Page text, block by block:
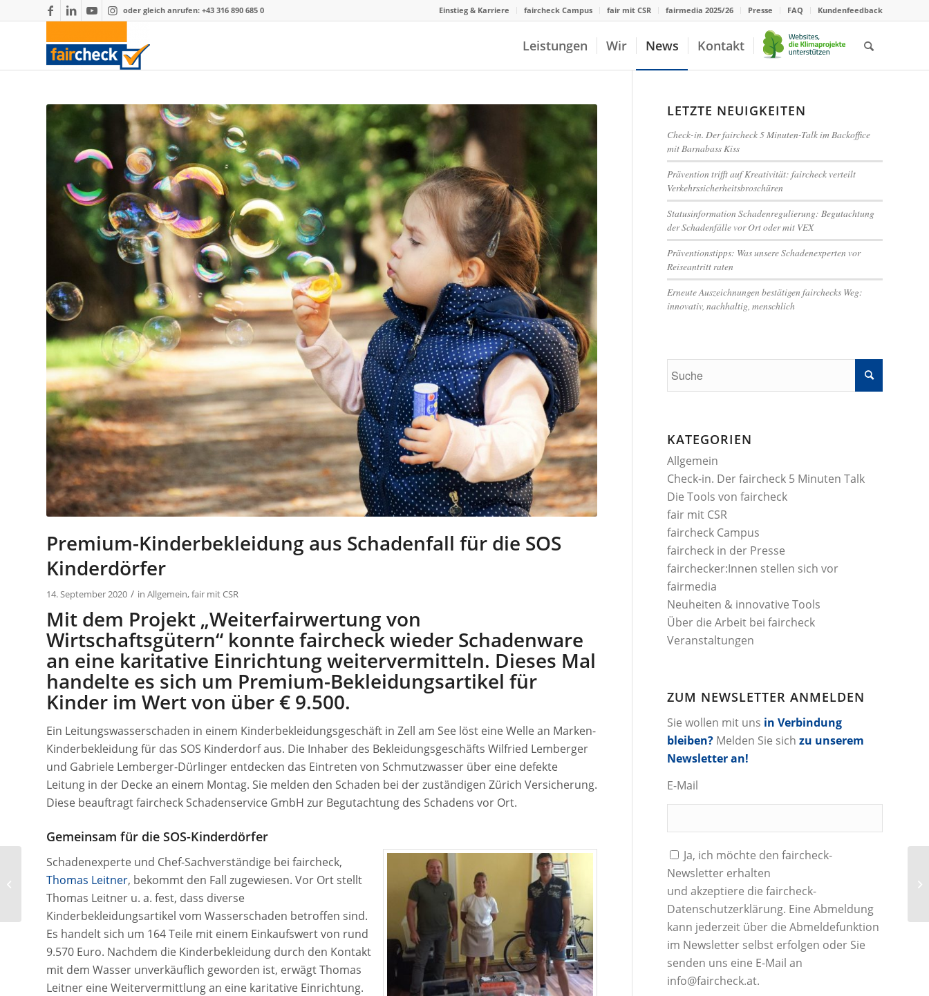
Einstieg & Karriere faircheck Campus fair mit CSR fairmedia 2025/26 Presse FAQ Kundenfeedback
oder gleich anrufen: +43 316 890 685 0
Leistungen Wir News Kontakt
Premium-Kinderbekleidung aus Schadenfall für die SOS
Kinderdörfer
14. September 2020 / in Allgemein,fair mit CSR
Mit dem Projekt „Weiterfairwertung von
Wirtschaftsgütern“ konnte faircheck wieder Schadenware
an eine karitative Einrichtung weitervermitteln. Dieses Mal
handelte es sich um Premium-Bekleidungsartikel für
Kinder im Wert von über € 9.500.
Ein Leitungswasserschaden in einem Kinderbekleidungsgeschäft in Zell am See löst eine Welle an Marken-
Kinderbekleidung für das SOS Kinderdorf aus. Die Inhaber des Bekleidungsgeschäfts Wilfried Lemberger
und Gabriele Lemberger-Dürlinger entdecken das Eintreten von Schmutzwasser über eine defekte
Leitung in der Decke an einem Montag. Sie melden den Schaden bei der zuständigen Zürich Versicherung.
Diese beauftragt faircheck Schadenservice GmbH zur Begutachtung des Schadens vor Ort.
Gemeinsam für die SOS-Kinderdörfer
Schadenexperte und Chef-Sachverständige bei faircheck,
Thomas Leitner, bekommt den Fall zugewiesen. Vor Ort stellt
Thomas Leitner u. a. fest, dass diverse
Kinderbekleidungsartikel vom Wasserschaden betroffen sind.
Es handelt sich um 164 Teile mit einem Einkaufswert von rund
9.570 Euro. Nachdem die Kinderbekleidung durch den Kontakt
mit dem Wasser unverkäuflich geworden ist, erwägt Thomas
Leitner eine Weitervermittlung an eine karitative Einrichtung.
LETZTE NEUIGKEITEN
Check-in. Der faircheck 5 Minuten-Talk im Backoffice
mit Barnabass Kiss
Prävention trifft auf Kreativität: faircheck verteilt
Verkehrssicherheitsbroschüren
Statusinformation Schadenregulierung: Begutachtung
der Schadenfälle vor Ort oder mit VEX
Präventionstipps: Was unsere Schadenexperten vor
Reiseantritt raten
Erneute Auszeichnungen bestätigen fairchecks Weg:
innovativ, nachhaltig, menschlich
KATEGORIEN
Allgemein
Check-in. Der faircheck 5 Minuten Talk
Die Tools von faircheck
fair mit CSR
faircheck Campus
faircheck in der Presse
fairchecker:Innen stellen sich vor
fairmedia
Neuheiten & innovative Tools
Über die Arbeit bei faircheck
Veranstaltungen
ZUM NEWSLETTER ANMELDEN
Sie wollen mit uns in Verbindung
bleiben? Melden Sie sich zu unserem
Newsletter an!
E-Mail
Ja, ich möchte den faircheck-
Newsletter erhalten
und akzeptiere die faircheck-
Datenschutzerklärung. Eine Abmeldung
kann jederzeit über die Abmeldefunktion
im Newsletter selbst erfolgen oder Sie
senden uns eine E-Mail an
info@faircheck.at.
Unwetter 2020: Es
regnet Aufträge